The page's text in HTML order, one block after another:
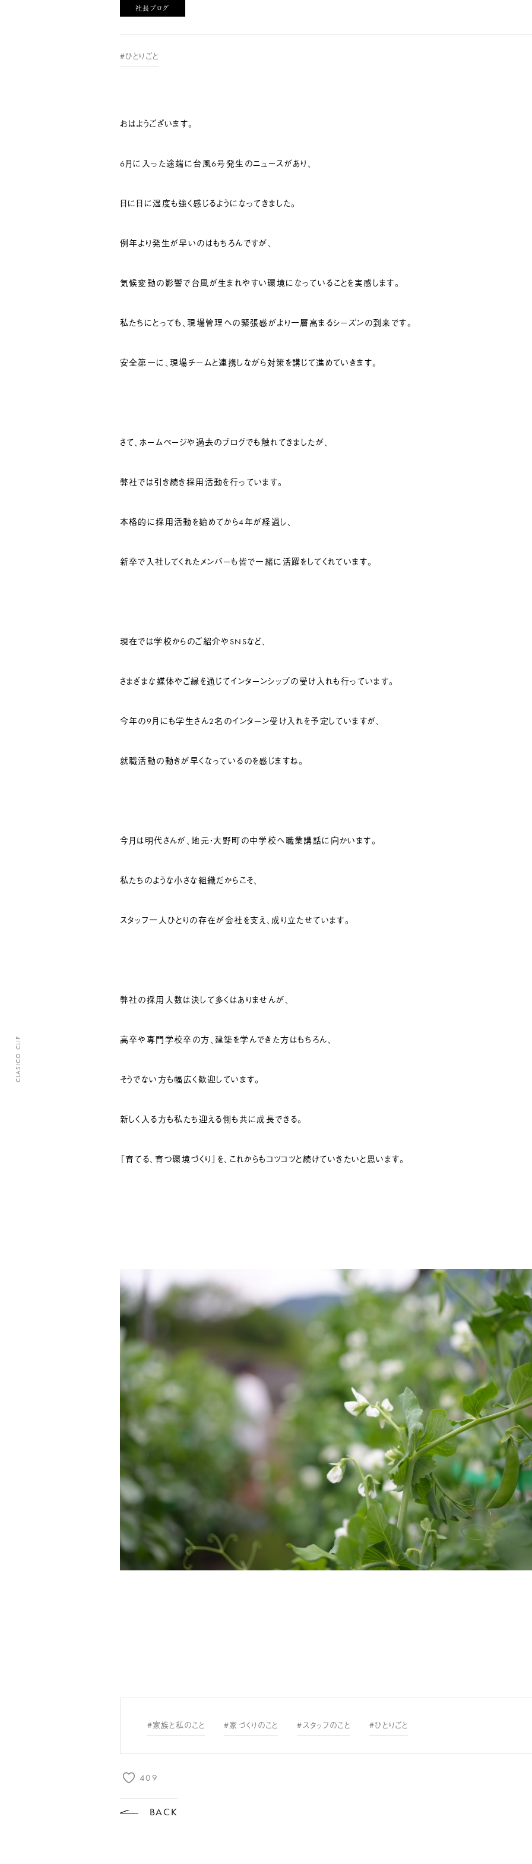
社長ブログ
#ひとりごと
おはようございます。
6月に入った途端に台風6号発生のニュースがあり、
日に日に湿度も強く感じるようになってきました。
例年より発生が早いのはもちろんですが、
気候変動の影響で台風が生まれやすい環境になっていることを実感します。
私たちにとっても、現場管理への緊張感がより一層高まるシーズンの到来です。
安全第一に、現場チームと連携しながら対策を講じて進めていきます。
さて、ホームページや過去のブログでも触れてきましたが、
弊社では引き続き採用活動を行っています。
本格的に採用活動を始めてから4年が経過し、
新卒で入社してくれたメンバーも皆で一緒に活躍をしてくれています。
現在では学校からのご紹介やSNSなど、
さまざまな媒体やご縁を通じてインターンシップの受け入れも行っています。
今年の9月にも学生さん2名のインターン受け入れを予定していますが、
就職活動の動きが早くなっているのを感じますね。
今月は明代さんが、地元・大野町の中学校へ職業講話に向かいます。
私たちのような小さな組織だからこそ、
スタッフ一人ひとりの存在が会社を支え、成り立たせています。
弊社の採用人数は決して多くはありませんが、
高卒や専門学校卒の方、建築を学んできた方はもちろん、
そうでない方も幅広く歓迎しています。
新しく入る方も私たち迎える側も共に成長できる。
「育てる、育つ環境づくり」を、これからもコツコツと続けていきたいと思います。
#家族と私のこと #家づくりのこと #スタッフのこと #ひとりごと
409
BACK
CLASICO CLIP